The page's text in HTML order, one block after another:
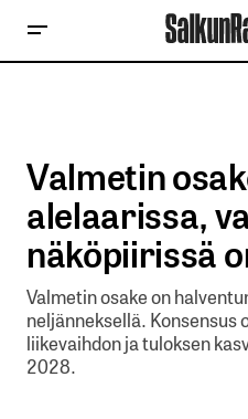
Valmetin
alelaarissa,
näköpiirissä
Valmetin osake on
neljänneksellä.
liikevaihdon ja tuloksen
2028.